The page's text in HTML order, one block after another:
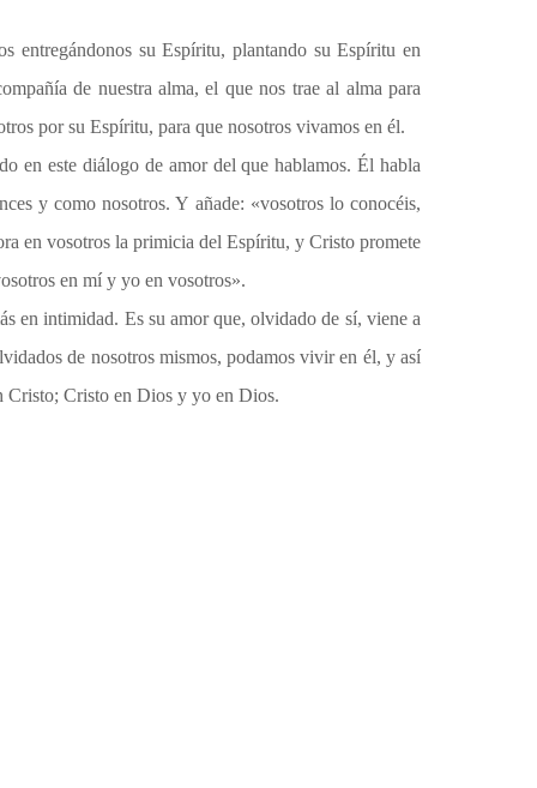
entregándonos su Espíritu, plantando su Espíritu en
de nuestra alma, el que nos trae al alma para
por su Espíritu, para que nosotros vivamos en él.
en este diálogo de amor del que hablamos. Él habla
y como nosotros. Y añade: «vosotros lo conocéis,
en vosotros la primicia del Espíritu, y Cristo promete
en mí y yo en vosotros».
en intimidad. Es su amor que, olvidado de sí, viene a
de nosotros mismos, podamos vivir en él, y así
Cristo; Cristo en Dios y yo en Dios.